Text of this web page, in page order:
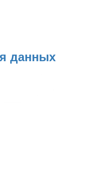
данных